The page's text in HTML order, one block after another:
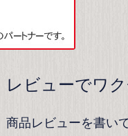
レビューでワ
商品レビューを書い